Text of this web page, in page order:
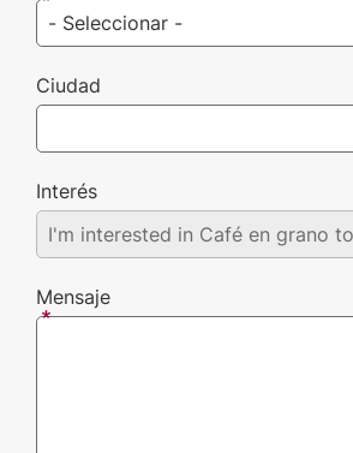
Ciudad
Interés
Mensaje